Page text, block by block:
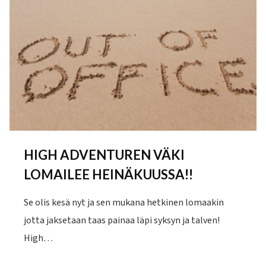
HIGH ADVENTUREN VÄKI
LOMAILEE HEINÄKUUSSA!!
Se olis kesä nyt ja sen mukana hetkinen lomaakin
jotta jaksetaan taas painaa läpi syksyn ja talven!
High…